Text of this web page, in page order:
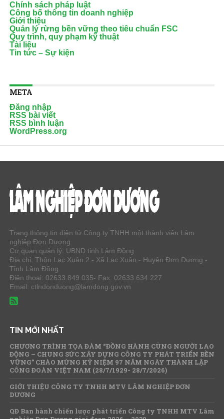
Chính sách pháp luật
Công bố thông tin doanh nghiệp
Giới thiệu
Quản lý rừng bền vững theo tiêu chuẩn FSC
Quy trình, quy phạm kỹ thuật
Tài liệu
Tin tức – Sự kiện
META
Đăng nhập
RSS bài viết
RSS bình luận
WordPress.org
Trang thông tin điện tử Công ty TNHH một thành viên Lâm
nghiệp Đơn Dương.
Cơ quan quản lý: UBND tỉnh Lâm Đồng
Địa chỉ: Thôn Lạc Xuân 2 - Xã Lạc Xuân - Huyện Đơn Dương -
Tỉnh Lâm Đồng
Điện thoại: 02633.849.035- Fax: 02633.634.227
Email: ctlndonduong@lamdong.gov.vn
TIN MỚI NHẤT
CHƯƠNG TRÌNH TỌA ĐÀM “ĐỒNG HÀNH CÙNG NGƯỜI LAO
ĐỘNG – CHUNG SỨC XÂY DỰNG CÔNG TY PHÁT TRIỂN BỀN
VỮNG” CHÀO MỪNG KỶ NIỆM 97 NĂM NGÀY THÀNH LẬP
CÔNG ĐOÀN VIỆT NAM (28/7/1929- 28/7/2026)
GIỚI THIỆU CÔNG TY TNHH MTV LÂM NGHIỆP ĐƠN
DƯƠNG
QĐ Ban hành chiến lược phát triển Công ty TNHH MTV Lâm